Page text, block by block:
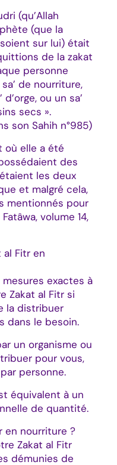
(qu’Allah
(que la
sur lui) était
de la zakat
personne
de nourriture,
ou un sa’
secs ».
son Sahih n°985)
où elle a été
des
les deux
et malgré cela,
volume 14,
al Fitr en
mesures exactes à
Zakat al Fitr si
la distribuer
dans le besoin.
un organisme ou
pour vous,
personne.
équivalent à un
de quantité.
en nourriture ?
Zakat al Fitr
démunies de